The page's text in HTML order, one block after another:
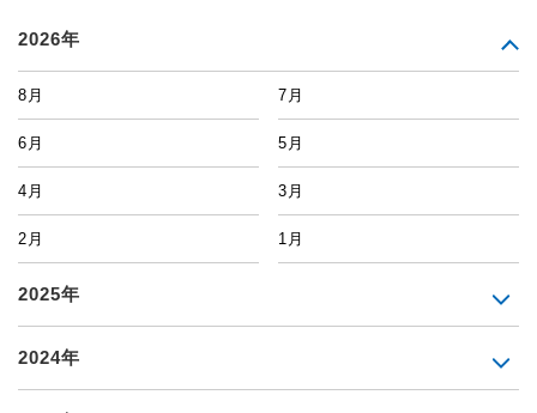
2026年
8月 7月
6月 5月
4月 3月
2月 1月
2025年
2024年